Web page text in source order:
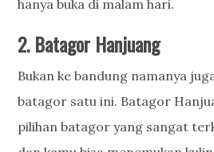
hanya buka di malam hari.
2. Batagor Hanjuang
Bukan ke bandung namanya
batagor satu ini. Batagor
pilihan batagor yang sangat